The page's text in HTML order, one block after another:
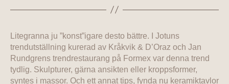
Litegranna ju ”konst”igare desto bättre. I Jotuns
trendutställning kurerad av Kråkvik & D’Oraz och Jan
Rundgrens trendrestaurang på Formex var denna trend
tydlig. Skulpturer, gärna ansikten eller kroppsformer,
syntes i massor. Och ett annat tips, fynda nu keramiktavlor